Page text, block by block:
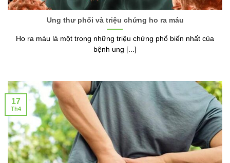
Ung thư phổi và triệu chứng ho ra máu
Ho ra máu là một trong những triệu chứng phổ biến nhất của
bệnh ung [...]
17
Th4